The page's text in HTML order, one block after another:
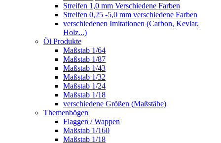
Streifen 1,0 mm Verschiedene Farben
Streifen 0,25 -5,0 mm verschiedene Farben
verschiedenen Imitationen (Carbon, Kevlar,
Holz...)
Öl Produkte
Maßstab 1/64
Maßstab 1/87
Maßstab 1/43
Maßstab 1/32
Maßstab 1/24
Maßstab 1/18
verschiedene Größen (Maßstäbe)
Themenbögen
Flaggen / Wappen
Maßstab 1/160
Maßstab 1/18